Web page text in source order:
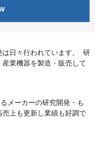
は日々行われています。 研
業機器を製造・販売して
メーカーの研究開発・も
上も更新し業績も好調で